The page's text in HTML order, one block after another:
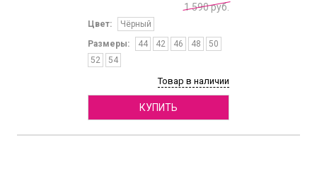
1 590 руб.
Цвет:
Чёрный
Размеры:
44 42 46 48
50
52
54
Товар в наличии
КУПИТЬ